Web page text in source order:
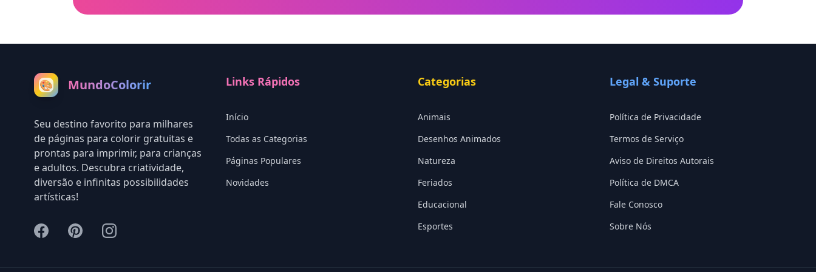
🎨 MundoColorir
Seu destino favorito para milhares
de páginas para colorir gratuitas e
prontas para imprimir, para crianças
e adultos. Descubra criatividade,
diversão e infinitas possibilidades
artísticas!
Links Rápidos
Início
Todas as Categorias
Páginas Populares
Novidades
Categorias
Animais
Desenhos Animados
Natureza
Feriados
Educacional
Esportes
Legal & Suporte
Política de Privacidade
Termos de Serviço
Aviso de Direitos Autorais
Política de DMCA
Fale Conosco
Sobre Nós